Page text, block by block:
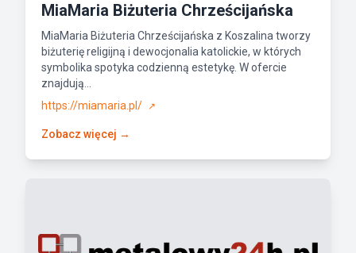
MiaMaria Biżuteria Chrześcijańska
MiaMaria Biżuteria Chrześcijańska z Koszalina tworzy
biżuterię religijną i dewocjonalia katolickie, w których
symbolika spotyka codzienną estetykę. W ofercie
znajdują...
https://miamaria.pl/
↗
Zobacz więcej →